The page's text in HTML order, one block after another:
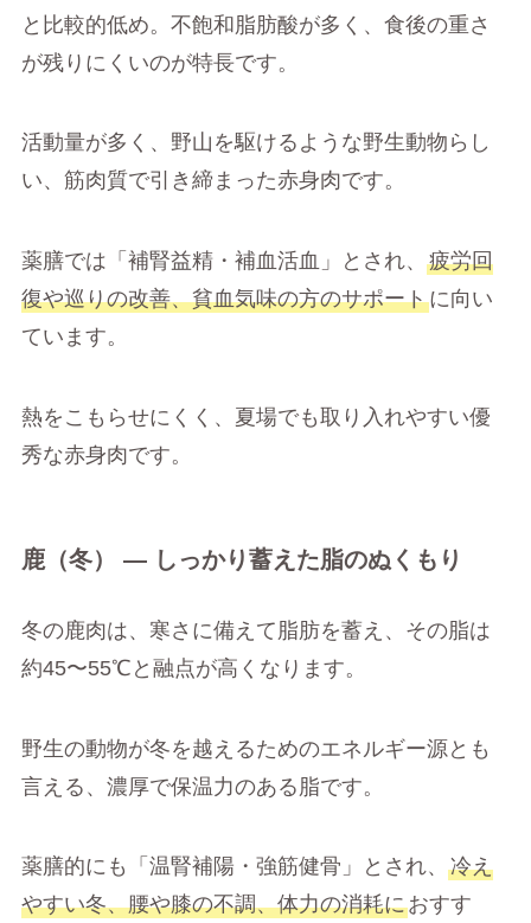
と比較的低め。不飽和脂肪酸が多く、食後の重さ
が残りにくいのが特長です。
活動量が多く、野山を駆けるような野生動物らし
い、筋肉質で引き締まった赤身肉です。
薬膳では「補腎益精・補血活血」とされ、 疲労回
復や巡りの改善、貧血気味の方のサポートに向い
ています。
熱をこもらせにくく、夏場でも取り入れやすい優
秀な赤身肉です。
鹿（冬） ― しっかり蓄えた脂のぬくもり
冬の鹿肉は、寒さに備えて脂肪を蓄え、その脂は
約45〜55℃と融点が高くなります。
野生の動物が冬を越えるためのエネルギー源とも
言える、濃厚で保温力のある脂です。
薬膳的にも「温腎補陽・強筋健骨」とされ、 冷え
やすい冬、腰や膝の不調、体力の消耗におすす